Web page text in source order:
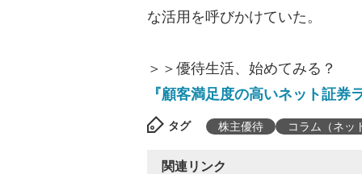
な活用を呼びかけていた。
＞＞優待生活、始めてみる？
『顧客満足度の高いネット証券
タグ 株主優待 コラム（ネッ
関連リンク